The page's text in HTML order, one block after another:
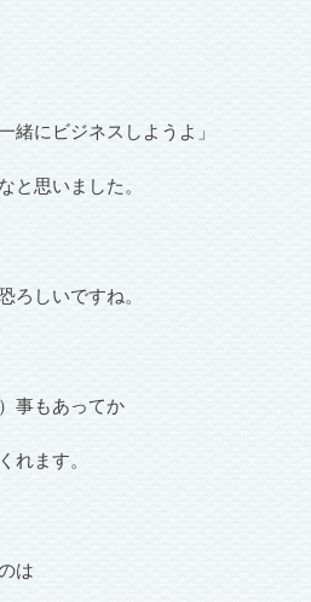
緒にビジネスしようよ」
と思いました。
ろしいですね。
事もあってか
れます。
は